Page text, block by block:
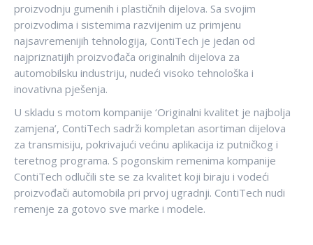
proizvodnju gumenih i plastičnih dijelova. Sa svojim
proizvodima i sistemima razvijenim uz primjenu
najsavremenijih tehnologija, ContiTech je jedan od
najpriznatijih proizvođača originalnih dijelova za
automobilsku industriju, nudeći visoko tehnološka i
inovativna pješenja.
U skladu s motom kompanije ‘Originalni kvalitet je najbolja
zamjena’, ContiTech sadrži kompletan asortiman dijelova
za transmisiju, pokrivajući većinu aplikacija iz putničkog i
teretnog programa. S pogonskim remenima kompanije
ContiTech odlučili ste se za kvalitet koji biraju i vodeći
proizvođači automobila pri prvoj ugradnji. ContiTech nudi
remenje za gotovo sve marke i modele.